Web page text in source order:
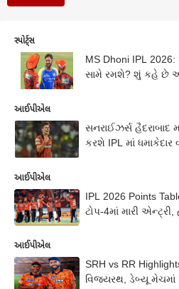
સ્પોર્ટ્સ
MS Dhoni IPL 2026: એમએસ ધોની આજે હૈદરાબાદ
સામે રમશે? શું કહે છે
આઈપીએલ
સનરાઈઝર્સ હૈદરાબાદ
કરશે IPL માં
આઈપીએલ
IPL 2026 Points
ટોપ-4માં મારી
આઈપીએલ
SRH vs RR
વિજયરથ, ડેબ્યૂ મેચમાં